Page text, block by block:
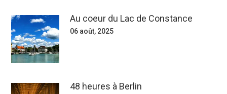
Au coeur du Lac de Constance
06 août, 2025
48 heures à Berlin